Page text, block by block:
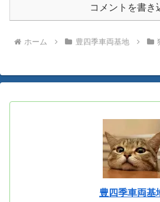
コメントを書き
ホーム 豊四季車両基地
豊四季車両基